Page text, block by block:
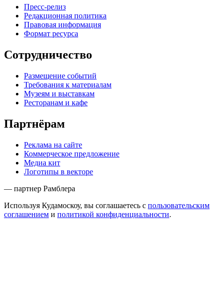
Пресс-релиз
Редакционная политика
Правовая информация
Формат ресурса
Сотрудничество
Размещение событий
Требования к материалам
Музеям и выставкам
Ресторанам и кафе
Партнёрам
Реклама на сайте
Коммерческое предложение
Медиа кит
Логотипы в векторе
— партнер Рамблера
Используя Кудамоскоу, вы соглашаетесь с пользовательским
соглашением и политикой конфиденциальности.